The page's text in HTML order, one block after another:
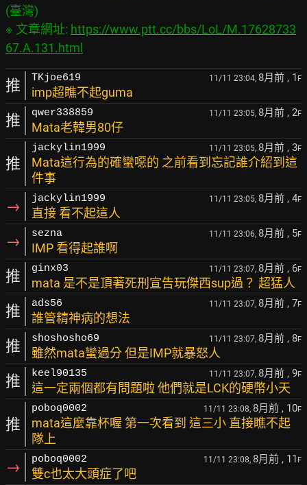
(臺灣)
※ 文章網址: https://www.ptt.cc/bbs/LoL/M.17628733
67.A.131.html
推 TKjoe619 11/11 23:04, 8月前 , 1 F
imp超瞧不起guma
推 qwer338859 11/11 23:05, 8月前 , 2F
Mata老韓男80仔
推
jackylin1999 11/11 23:05, 8月前 , 3F
Mata這行為的確蠻噁的 之前看到忘記誰介紹到這
件事
→ jackylin1999 11/11 23:05, 8月前 , 4F
直接 看不起這人
→ sezna 11/11 23:06, 8月前 , 5F
IMP 看得起誰啊
推 ginx03 11/11 23:07, 8月前 , 6F
mata 是不是頂著死刑宣告玩傑西sup過？ 超猛人
推 ads56 11/11 23:07, 8月前 , 7F
誰管精神病的想法
推 shoshosho69 11/11 23:07, 8月前 , 8F
雖然mata蠻過分 但是IMP就暴怒人
推 keel90135 11/11 23:07, 8月前 , 9F
這一定兩個都有問題啦 他們就是LCK的硬幣小天
推
poboq0002 11/11 23:08, 8月前 , 10F
mata這麼靠杯喔 第一次看到 這三小 直接瞧不起
隊上
→ poboq0002 11/11 23:08, 8月前 , 11 F
雙c也太大頭症了吧